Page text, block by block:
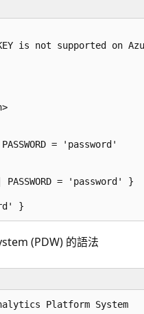
KEY is not supported on
= 'password'
PASSWORD = 'password' }
(PDW) 的語法
Platform System